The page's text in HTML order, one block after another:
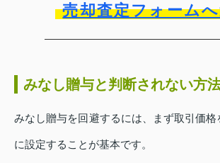
売却査定フォーム
みなし贈与と判断されない方
みなし贈与を回避するには、まず取引価格
に設定することが基本です。